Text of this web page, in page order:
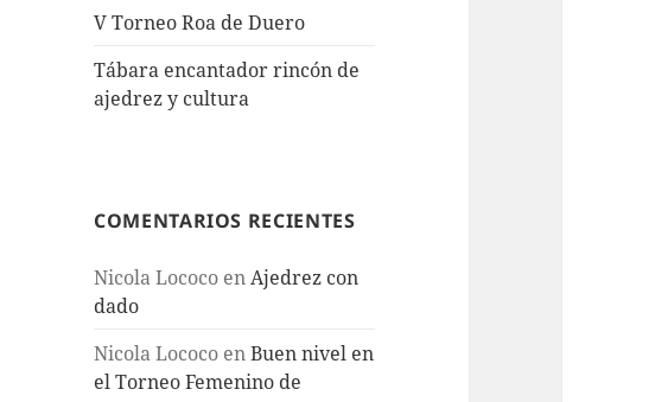
V Torneo Roa de Duero
Tábara encantador rincón de
ajedrez y cultura
COMENTARIOS RECIENTES
Nicola Lococo enAjedrez con
dado
Nicola Lococo enBuen nivel en
el Torneo Femenino de